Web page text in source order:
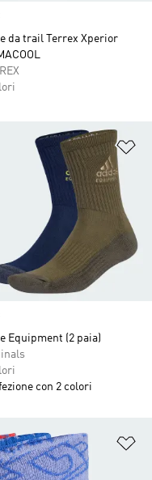
da trail Terrex Xperior
alla lista dei desideri
Equipment (2 paia)
con 2 colori